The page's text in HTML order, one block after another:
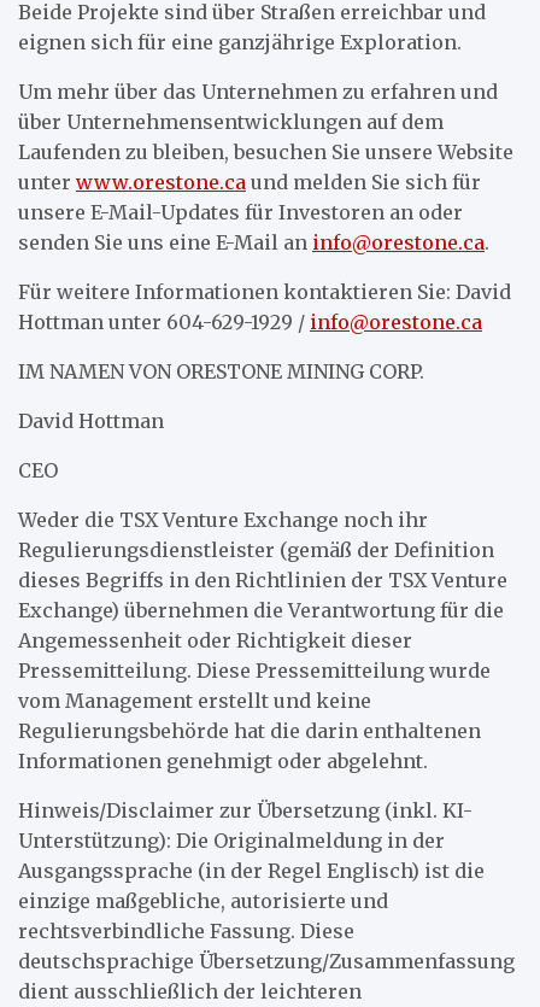
Beide Projekte sind über Straßen erreichbar und
eignen sich für eine ganzjährige Exploration.
Um mehr über das Unternehmen zu erfahren und
über Unternehmensentwicklungen auf dem
Laufenden zu bleiben, besuchen Sie unsere Website
unter www.orestone.ca und melden Sie sich für
unsere E-Mail-Updates für Investoren an oder
senden Sie uns eine E-Mail an info@orestone.ca.
Für weitere Informationen kontaktieren Sie: David
Hottman unter 604-629-1929 / info@orestone.ca
IM NAMEN VON ORESTONE MINING CORP.
David Hottman
CEO
Weder die TSX Venture Exchange noch ihr
Regulierungsdienstleister (gemäß der Definition
dieses Begriffs in den Richtlinien der TSX Venture
Exchange) übernehmen die Verantwortung für die
Angemessenheit oder Richtigkeit dieser
Pressemitteilung. Diese Pressemitteilung wurde
vom Management erstellt und keine
Regulierungsbehörde hat die darin enthaltenen
Informationen genehmigt oder abgelehnt.
Hinweis/Disclaimer zur Übersetzung (inkl. KI-
Unterstützung): Die Originalmeldung in der
Ausgangssprache (in der Regel Englisch) ist die
einzige maßgebliche, autorisierte und
rechtsverbindliche Fassung. Diese
deutschsprachige Übersetzung/Zusammenfassung
dient ausschließlich der leichteren